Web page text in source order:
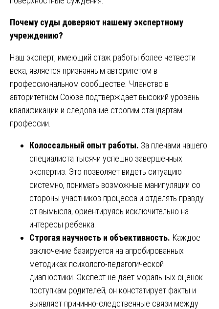
Почему суды доверяют нашему экспертному
учреждению?
Наш эксперт, имеющий стаж работы более четверти
века, является признанным авторитетом в
профессиональном сообществе. Членство в
авторитетном Союзе подтверждает высокий уровень
квалификации и следование строгим стандартам
профессии.
Колоссальный опыт работы. За плечами нашего
специалиста тысячи успешно завершенных
экспертиз. Это позволяет видеть ситуацию
системно, понимать возможные манипуляции со
стороны участников процесса и отделять правду
от вымысла, ориентируясь исключительно на
интересы ребенка.
Строгая научность и объективность. Каждое
заключение базируется на апробированных
методиках психолого-педагогической
диагностики. Эксперт не дает моральных оценок
поступкам родителей, он констатирует факты и
выявляет причинно-следственные связи между